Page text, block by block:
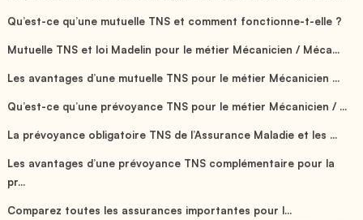
Qu’est-ce qu’une mutuelle TNS et comment fonctionne-t-elle ?
Mutuelle TNS et loi Madelin pour le métier Mécanicien / Méca...
Les avantages d’une mutuelle TNS pour le métier Mécanicien ...
Qu’est-ce qu’une prévoyance TNS pour le métier Mécanicien / ...
La prévoyance obligatoire TNS de l’Assurance Maladie et les ...
Les avantages d’une prévoyance TNS complémentaire pour la
pr...
Comparez toutes les assurances importantes pour l...